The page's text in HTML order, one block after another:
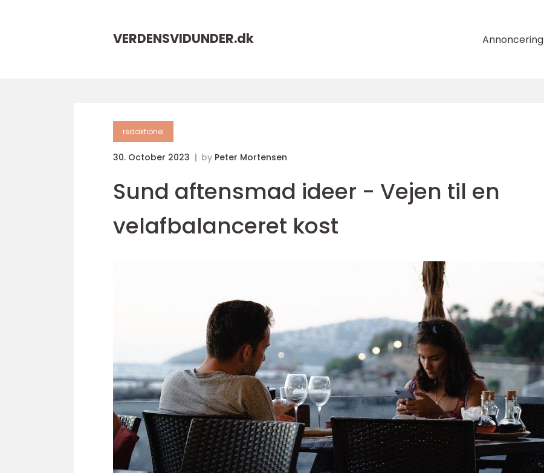
VERDENSVIDUNDER.dk Annoncering
redaktionel
30. October 2023 by Peter Mortensen
Sund aftensmad ideer - Vejen til en
velafbalanceret kost